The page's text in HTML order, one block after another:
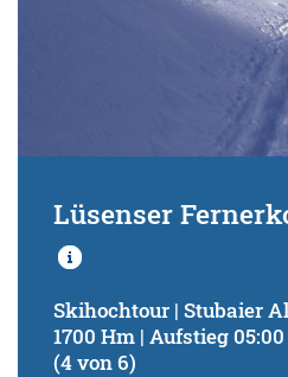
Lüsenser
Skihochtour | Stubaier
1700 Hm | Aufstieg
(4 von 6)